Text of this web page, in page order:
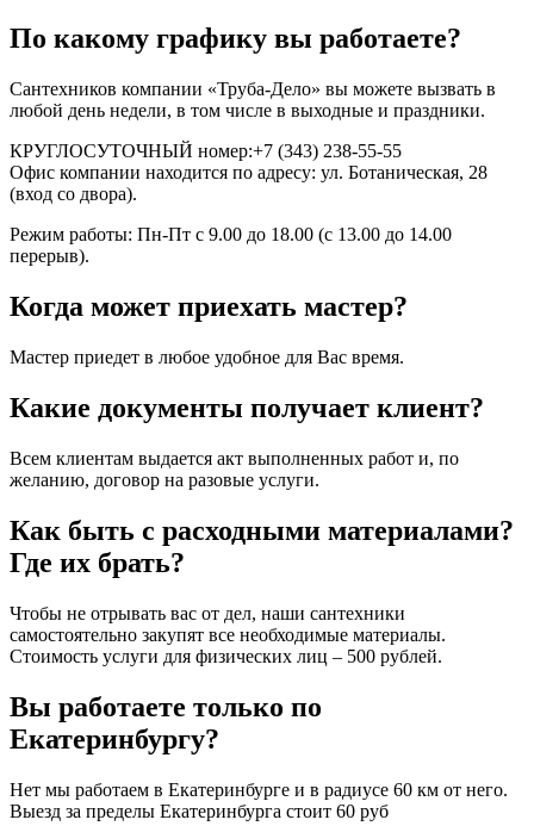
По какому графику вы работаете?
Сантехников компании «Труба-Дело» вы можете вызвать в
любой день недели, в том числе в выходные и праздники.
КРУГЛОСУТОЧНЫЙ номер:+7 (343) 238-55-55
Офис компании находится по адресу: ул. Ботаническая, 28
(вход со двора).
Режим работы: Пн-Пт с 9.00 до 18.00 (с 13.00 до 14.00
перерыв).
Когда может приехать мастер?
Мастер приедет в любое удобное для Вас время.
Какие документы получает клиент?
Всем клиентам выдается акт выполненных работ и, по
желанию, договор на разовые услуги.
Как быть с расходными материалами?
Где их брать?
Чтобы не отрывать вас от дел, наши сантехники
самостоятельно закупят все необходимые материалы.
Стоимость услуги для физических лиц – 500 рублей.
Вы работаете только по
Екатеринбургу?
Нет мы работаем в Екатеринбурге и в радиусе 60 км от него.
Выезд за пределы Екатеринбурга стоит 60 руб